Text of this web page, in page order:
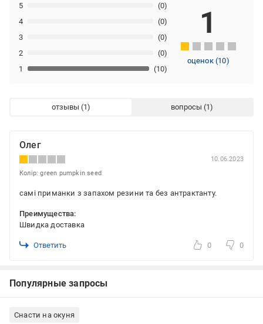
1 (10)
2 (0)
3 (0)
4 (0)
5 (0)
1
оценок (10)
отзывы вопросы
Олег
10.06.2023
Колір: green pumpkin seed
самі приманки з запахом резини та без антрактанту.
Преимущества:
Швидка доставка
Ответить 0 0
Популярные запросы
Снасти на окуня